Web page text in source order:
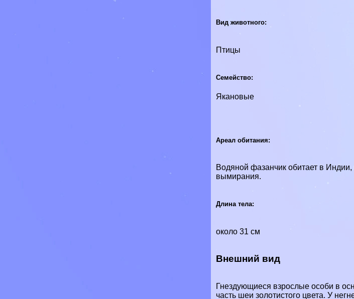
Вид животного:
Птицы
Семейство:
Якановые
Ареал обитания:
Водяной фазанчик обитает в
вымирания.
Длина тела:
около 31 см
Внешний вид
Гнездующиеся взрослые особи в
часть шеи золотистого цвета. У